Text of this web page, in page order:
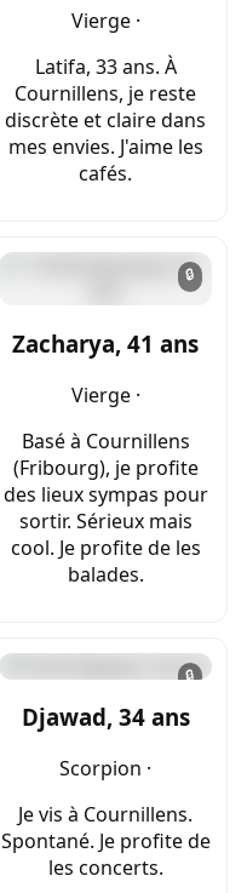
Vierge ·
Latifa, 33 ans. À
Cournillens, je reste
discrète et claire dans
mes envies. J'aime les
cafés.
🔒
Zacharya, 41 ans
Vierge ·
Basé à Cournillens
(Fribourg), je profite
des lieux sympas pour
sortir. Sérieux mais
cool. Je profite de les
balades.
🔒
Djawad, 34 ans
Scorpion ·
Je vis à Cournillens.
Spontané. Je profite de
les concerts.